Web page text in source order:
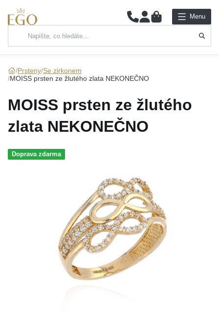
0 Menu
Hlavní kategorie
ŘETÍZKY
NÁRAMKY
PRSTENY
Prsteny Se zirkonem
MOISS prsten ze žlutého zlata NEKONEČNO
MOISS prsten ze žlutého
zlata NEKONEČNO
Doprava zdarma